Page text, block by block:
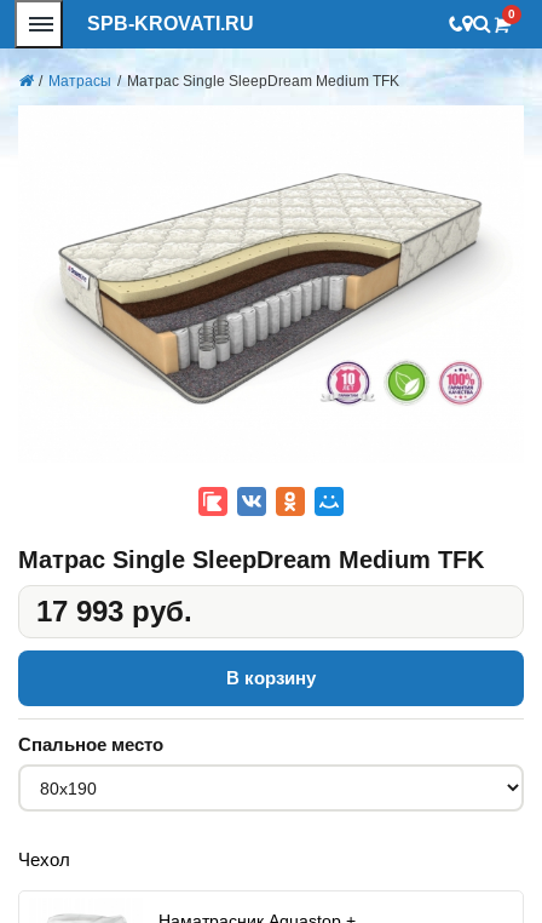
SPB-KROVATI.RU 0
/ Матрасы / Матрас Single SleepDream Medium TFK
Матрас Single SleepDream Medium TFK
17 993 руб.
В корзину
Спальное место
Чехол